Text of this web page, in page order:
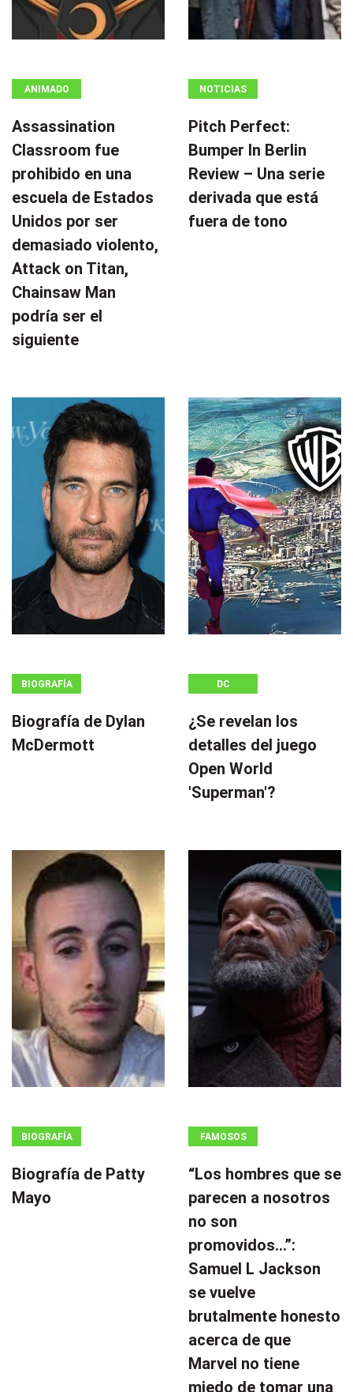
ANIMADO
Assassination
Classroom fue
prohibido en una
escuela de Estados
Unidos por ser
demasiado violento,
Attack on Titan,
Chainsaw Man
podría ser el
siguiente
NOTICIAS
Pitch Perfect:
Bumper In Berlin
Review – Una serie
derivada que está
fuera de tono
BIOGRAFÍA
Biografía de Dylan
McDermott
DC
¿Se revelan los
detalles del juego
Open World
'Superman'?
BIOGRAFÍA
Biografía de Patty
Mayo
FAMOSOS
“Los hombres que se
parecen a nosotros
no son
promovidos…”:
Samuel L Jackson
se vuelve
brutalmente honesto
acerca de que
Marvel no tiene
miedo de tomar una